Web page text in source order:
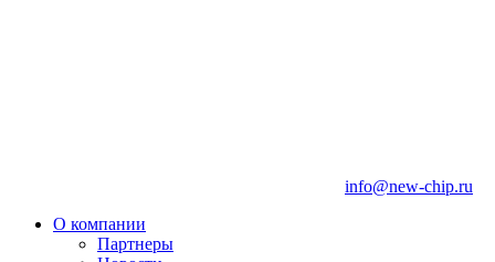
info@new-chip.ru
О компании
Партнеры